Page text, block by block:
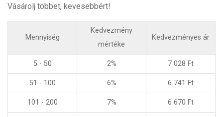
Vásárolj többet, kevesebbért!
Mennyiség
Kedvezmény
mértéke
Kedvezményes ár
5 - 50 2% 7 028 Ft
51 - 100 6% 6 741 Ft
101 - 200 7% 6 670 Ft